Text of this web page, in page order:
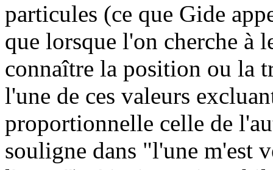
particules (ce que Gide
que lorsque l'on cherche à
connaître la position ou la
l'une de ces valeurs
proportionnelle celle de
souligne dans "l'une m'est